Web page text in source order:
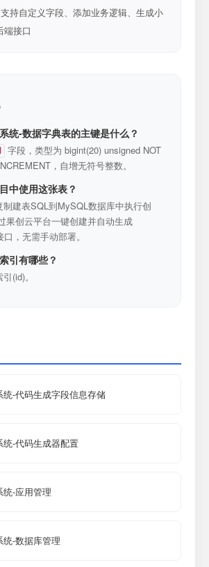
支持自定义字段、添加业务逻辑、生成小
端接口
统-数据字典表的主键是什么？
字段，类型为 bigint(20) unsigned NOT
，自增无符号整数。
中使用这张表？
建表SQL到MySQL数据库中执行创
果创云平台一键创建并自动生成
，无需手动部署。
引有哪些？
(id)。
统-代码生成字段信息存储
统-代码生成器配置
统-应用管理
统-数据库管理